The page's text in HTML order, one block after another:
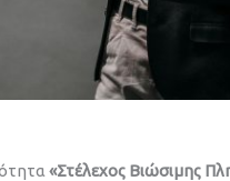
«Στέλεχος Βιώσιμης